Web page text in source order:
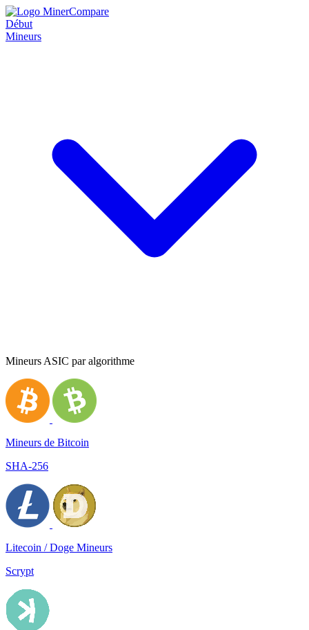
Début
Mineurs
Mineurs ASIC par algorithme
Mineurs de Bitcoin
SHA-256
Litecoin / Doge Mineurs
Scrypt